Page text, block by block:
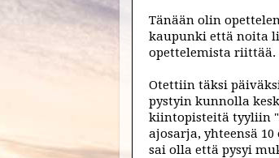
Tänään olin
kaupunki että noita
opettelemista riittää.
Otettiin täksi
pystyin kunnolla
kiintopisteitä tyyliin
ajosarja, yhteensä
sai olla että pysyi